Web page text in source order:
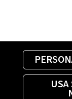
USA